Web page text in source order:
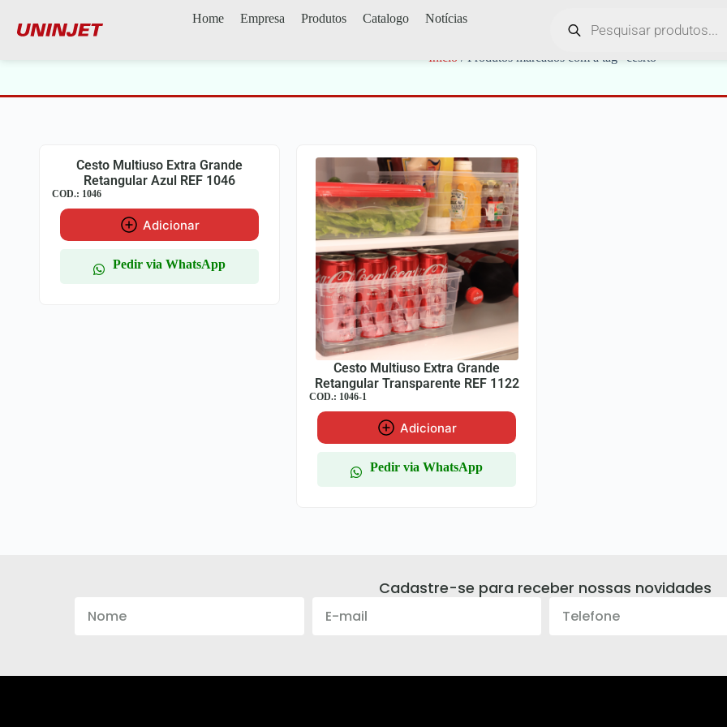
Home Empresa Produtos Catalogo Notícias
cesrto
Início / Produtos marcados com a tag “cesrto”
Cesto Multiuso Extra Grande
Retangular Azul REF 1046
COD.: 1046
Adicionar
Pedir via WhatsApp
Cesto Multiuso Extra Grande
Retangular Transparente REF 1122
COD.: 1046-1
Adicionar
Pedir via WhatsApp
Cadastre-se para receber nossas novidades